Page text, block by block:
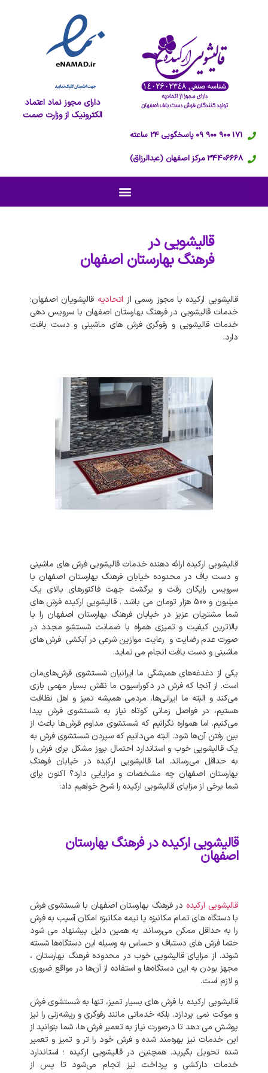
دارای مجوز نماد اعتماد
الکترونیک از وزارت صمت
171 900 900 09 پاسخگویی 24 ساعته
34406668 مرکز اصفهان (عبدالرزاق)
قالیشویی در
فرهنگ بهارستان اصفهان
قالیشویی ارکیده با مجوز رسمی از اتحادیه قالیشویان اصفهان؛
خدمات قالیشویی در فرهنگ بهارستان اصفهان با سرویس دهی
خدمات قالیشویی و رفوگری فرش های ماشینی و دست بافت
دارد.
قالیشویی ارکیده ارائه دهنده خدمات قالیشویی فرش های ماشینی
و دست باف در محدوده خیابان فرهنگ بهارستان اصفهان با
سرویس رایگان رفت و برگشت جهت فاکتورهای بالای یک
میلیون و 500 هزار تومان می باشد . قالیشویی ارکیده فرش های
شما مشتریان عزیز در خیابان فرهنگ بهارستان اصفهان را با
بالاترین کیفیت و تمیزی همراه با ضمانت شستشو مجدد در
صورت عدم رضایت و رعایت موازین شرعی در آبکشی فرش های
ماشینی و دست بافت انجام می نماید.
یکی از دغدغه‌های همیشگی ما ایرانیان شستشوی فرش‌های‌مان
است. از آنجا که فرش در دکوراسیون ما نقش بسیار مهمی بازی
می‌کند و البته ما ایرانی‌ها، مردمی همیشه تمیز و اهل نظافت
هستیم، در فواصل زمانی کوتاه نیاز به شستشوی فرش پیدا
می‌کنیم. اما همواره نگرانیم که شستشوی مداوم فرش‌ها باعث از
بین رفتن آن‌ها شود. البته می‌دانیم که سپردن شستشوی فرش به
یک قالیشویی خوب و استاندارد احتمال بروز مشکل برای فرش را
به‌ حداقل می‌رساند. اما قالیشویی ارکیده در خیابان فرهنگ
بهارستان اصفهان چه مشخصات و مزایایی دارد؟ اکنون برای
شما برخی از مزایای قالیشویی ارکیده را شرح خواهیم داد:
قالیشویی ارکیده در فرهنگ بهارستان
اصفهان
قالیشویی ارکیده در فرهنگ بهارستان اصفهان با شستشوی فرش
با دستگاه‌ های تمام مکانیزه یا نیمه مکانیزه امکان آسیب به فرش
را به حداقل ممکن می‌رساند. به‌ همین دلیل پیشنهاد می‌ شود
حتما فرش‌ های دستباف و حساس به وسیله این دستگاه‌ها شسته
شوند. از مزایای قالیشویی خوب در محدوده فرهنگ بهارستان ،
مجهز بودن به این دستگاه‌ها و استفاده از آن‌ها در مواقع ضروری
و لازم است.
قالیشویی ارکیده با فرش های بسیار تمیز، تنها به شستشوی فرش
و موکت نمی‌ پردازد. بلکه خدماتی مانند رفوگری و ریشه‌زنی را نیز
پوشش می‌ دهد تا درصورت نیاز به تعمیر فرش‌ ها، شما بتوانید از
این خدمات نیز بهره‌مند شده و فرش خود را تر و تمیز و تعمیر
شده تحویل بگیرید. همچنین در قالیشویی ارکیده ؛ استاندارد
خدمات دارکشی و پرداخت نیز انجام می‌شود تا پس از